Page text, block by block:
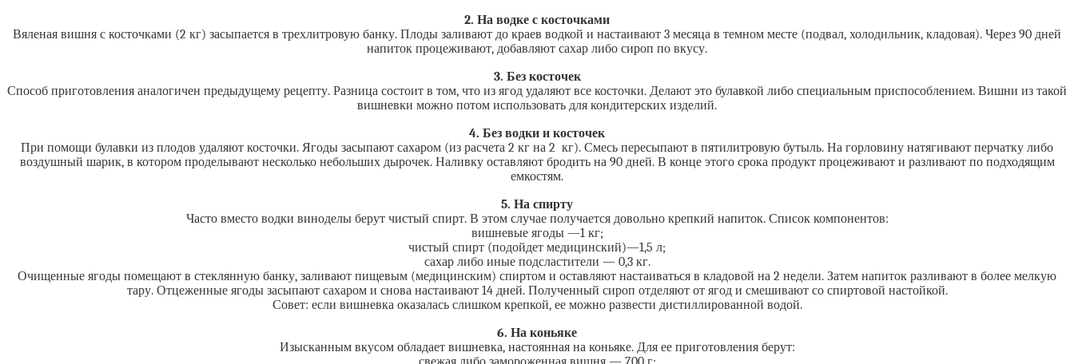
2. На водке с косточками
Вяленая вишня с косточками (2 кг) засыпается в трехлитровую банку. Плоды заливают до краев водкой и настаивают 3 месяца в темном месте (подвал, холодильник, кладовая). Через 90 дней
напиток процеживают, добавляют сахар либо сироп по вкусу.
3. Без косточек
Способ приготовления аналогичен предыдущему рецепту. Разница состоит в том, что из ягод удаляют все косточки. Делают это булавкой либо специальным приспособлением. Вишни из такой
вишневки можно потом использовать для кондитерских изделий.
4. Без водки и косточек
При помощи булавки из плодов удаляют косточки. Ягоды засыпают сахаром (из расчета 2 кг на 2 кг). Смесь пересыпают в пятилитровую бутыль. На горловину натягивают перчатку либо
воздушный шарик, в котором проделывают несколько небольших дырочек. Наливку оставляют бродить на 90 дней. В конце этого срока продукт процеживают и разливают по подходящим
емкостям.
5. На спирту
Часто вместо водки виноделы берут чистый спирт. В этом случае получается довольно крепкий напиток. Список компонентов:
вишневые ягоды —1 кг;
чистый спирт (подойдет медицинский)—1,5 л;
сахар либо иные подсластители — 0,3 кг.
Очищенные ягоды помещают в стеклянную банку, заливают пищевым (медицинским) спиртом и оставляют настаиваться в кладовой на 2 недели. Затем напиток разливают в более мелкую
тару. Отцеженные ягоды засыпают сахаром и снова настаивают 14 дней. Полученный сироп отделяют от ягод и смешивают со спиртовой настойкой.
Совет: если вишневка оказалась слишком крепкой, ее можно развести дистиллированной водой.
6. На коньяке
Изысканным вкусом обладает вишневка, настоянная на коньяке. Для ее приготовления берут: